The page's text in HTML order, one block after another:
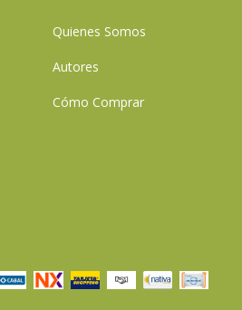
Quienes Somos
Autores
Cómo Comprar